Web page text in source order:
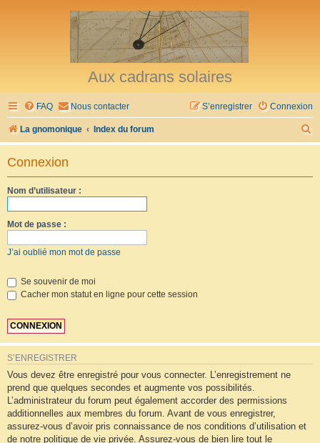
Aux cadrans solaires
FAQ Nous contacter Connexion
S’enregistrer
La gnomonique Index du forum
e
Connexion
Nom d’utilisateur :
Mot de passe :
J’ai oublié mon mot de passe
Se souvenir de moi
Cacher mon statut en ligne pour cette session
S’ENREGISTRER
Vous devez être enregistré pour vous connecter. L’enregistrement ne
prend que quelques secondes et augmente vos possibilités.
L’administrateur du forum peut également accorder des permissions
additionnelles aux membres du forum. Avant de vous enregistrer,
assurez-vous d’avoir pris connaissance de nos conditions d’utilisation et
de notre politique de vie privée. Assurez-vous de bien lire tout le